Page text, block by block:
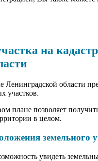
на
Ленинградской области
участков.
плане позволяет
в целом.
земельного
увидеть